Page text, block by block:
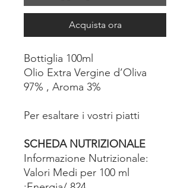
Acquista ora
Bottiglia 100ml
Olio Extra Vergine d’Oliva
97% , Aroma 3%
Per esaltare i vostri piatti
SCHEDA NUTRIZIONALE
Informazione Nutrizionale:
Valori Medi per 100 ml